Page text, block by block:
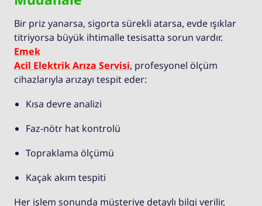
Bir priz yanarsa, sigorta sürekli atarsa, evde ışıklar
titriyorsa büyük ihtimalle tesisatta sorun vardır.
Emek
Acil Elektrik Arıza Servisi, profesyonel ölçüm
cihazlarıyla arızayı tespit eder:
Kısa devre analizi
Faz-nötr hat kontrolü
Topraklama ölçümü
Kaçak akım tespiti
Her işlem sonunda müşteriye detaylı bilgi verilir,